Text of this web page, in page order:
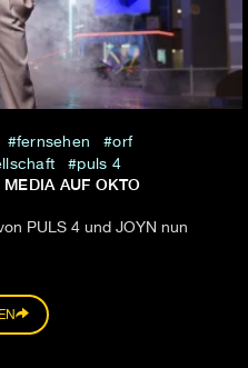
fernsehen
orf
puls 4
AUF OKTO
PULS 4 und JOYN nun